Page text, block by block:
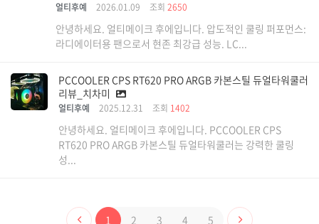
얼티후예 2026.01.09 조회 2650
안녕하세요. 얼티메이크 후에입니다. 압도적인 쿨링 퍼포먼스:
라디에이터용 팬으로서 현존 최강급 성능. LC...
PCCOOLER CPS RT620 PRO ARGB 카본스틸 듀얼타워쿨러
리뷰_치차미
얼티후예 2025.12.31 조회 1402
안녕하세요. 얼티메이크 후에입니다. PCCOOLER CPS
RT620 PRO ARGB 카본스틸 듀얼타워쿨러는 강력한 쿨링
성...
1 2 3 4 5